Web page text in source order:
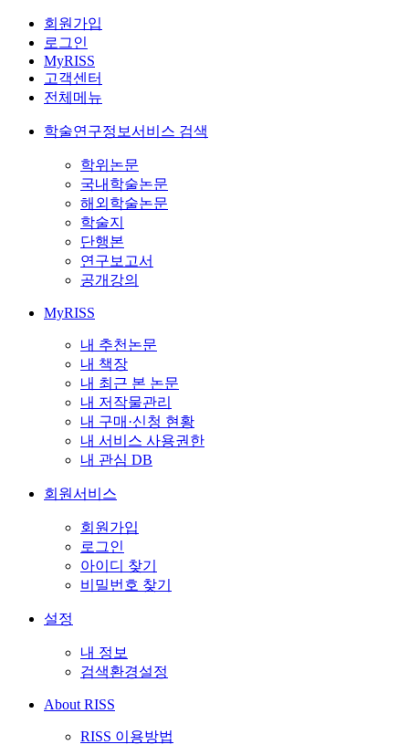
회원가입
로그인
MyRISS
고객센터
전체메뉴
학술연구정보서비스 검색
학위논문
국내학술논문
해외학술논문
학술지
단행본
연구보고서
공개강의
MyRISS
내 추천논문
내 책장
내 최근 본 논문
내 저작물관리
내 구매·신청 현황
내 서비스 사용권한
내 관심 DB
회원서비스
회원가입
로그인
아이디 찾기
비밀번호 찾기
설정
내 정보
검색환경설정
About RISS
RISS 이용방법